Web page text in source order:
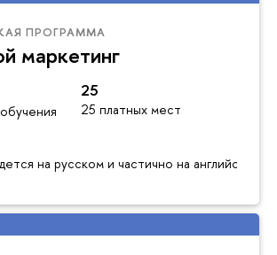
ПРОГРАММА
маркетинг
25
25 платных мест
на русском и частично на английском